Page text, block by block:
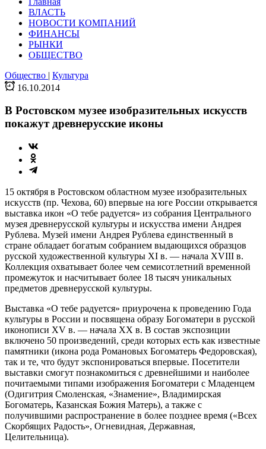
ВЛАСТЬ
НОВОСТИ КОМПАНИЙ
ФИНАНСЫ
РЫНКИ
ОБЩЕСТВО
Общество | Культура
16.10.2014
В Ростовском музее изобразительных искусств
покажут древнерусские иконы
15 октября в Ростовском областном музее изобразительных
искусств (пр. Чехова, 60) впервые на юге России открывается
выставка икон «О тебе радуется» из собрания Центрального
музея древнерусской культуры и искусства имени Андрея
Рублева. Музей имени Андрея Рублева единственный в
стране обладает богатым собранием выдающихся образцов
русской художественной культуры XI в. — начала XVIII в.
Коллекция охватывает более чем семисотлетний временной
промежуток и насчитывает более 18 тысяч уникальных
предметов древнерусской культуры.
Выставка «О тебе радуется» приурочена к проведению Года
культуры в России и посвящена образу Богоматери в русской
иконописи XV в. — начала XX в. В состав экспозиции
включено 50 произведений, среди которых есть как известные
памятники (икона рода Романовых Богоматерь Федоровская),
так и те, что будут экспонироваться впервые. Посетители
выставки смогут познакомиться с древнейшими и наиболее
почитаемыми типами изображения Богоматери с Младенцем
(Одигитрия Смоленская, «Знамение», Владимирская
Богоматерь, Казанская Божия Матерь), а также с
получившими распространение в более позднее время («Всех
Скорбящих Радость», Огневидная, Державная,
Целительница).